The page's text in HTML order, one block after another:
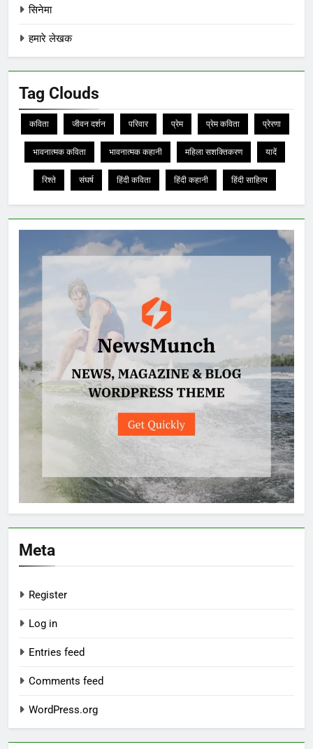
सिनेमा
हमारे लेखक
Tag Clouds
कविता जीवन दर्शन परिवार प्रेम प्रेम कविता प्रेरणा
भावनात्मक कविता भावनात्मक कहानी महिला सशक्तिकरण यादें
रिश्ते संघर्ष हिंदी कविता हिंदी कहानी हिंदी साहित्य
Meta
Register
Log in
Entries feed
Comments feed
WordPress.org